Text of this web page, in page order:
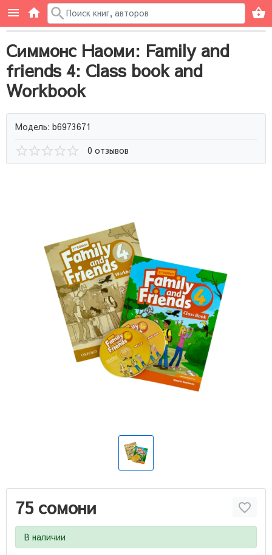
Симмонс Наоми: Family and
friends 4: Class book and
Workbook
Модель: b6973671
0 отзывов
75 сомони
В наличии